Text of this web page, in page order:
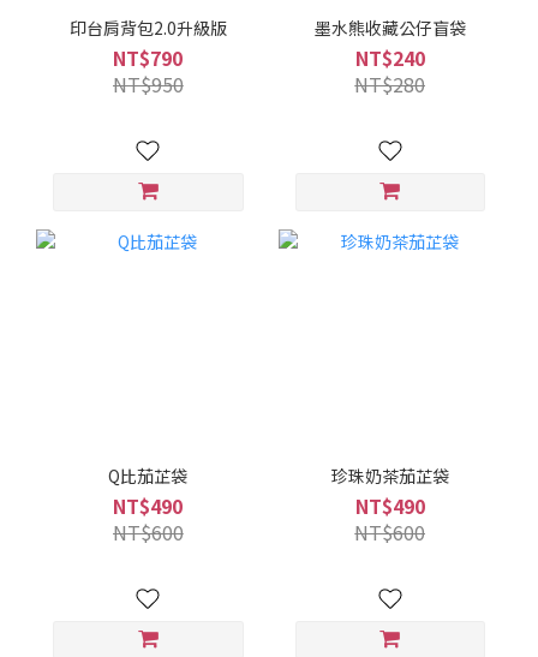
印台肩背包2.0升級版
NT$790
NT$950
墨水熊收藏公仔盲袋
NT$240
NT$280
Q比茄芷袋
NT$490
NT$600
珍珠奶茶茄芷袋
NT$490
NT$600